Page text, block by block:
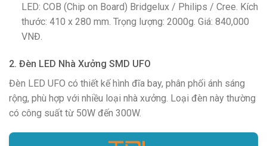
LED: COB (Chip on Board) Bridgelux / Philips / Cree. Kích
thước: 410 x 280 mm. Trọng lượng: 2000g. Giá: 840,000
VNĐ.
2. Đèn LED Nhà Xưởng SMD UFO
Đèn LED UFO có thiết kế hình đĩa bay, phân phối ánh sáng
rộng, phù hợp với nhiều loại nhà xưởng. Loại đèn này thường
có công suất từ 50W đến 300W.